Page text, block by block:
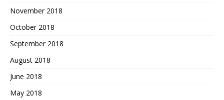
November 2018
October 2018
September 2018
August 2018
June 2018
May 2018